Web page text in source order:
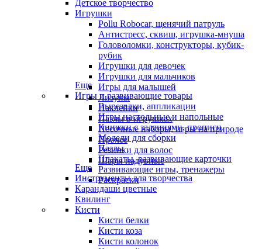
Детское творчество
Игрушки
Pollu Robocar, щенячий патруль
Антистресс, сквиш, игрушка-мнуша
Головоломки, конструкторы, кубик-
рубик
Игрушки для девочек
Игрушки для мальчиков
Игры для малышей
Лизуны
Наклейки
Пазлы в игрушках
Песочные наборы, игры на природе
Прочее
Резинки для волос
Шары надувные
Еще
Игры и развивающие товары
Вырезалки, аппликации
Игры настольные и напольные
Книжки с заданиями, прописи
Модели для сборки
Пазлы
Плакаты, развивающие карточки
Развивающие игры, тренажеры
Раскраски
Еще
Инструменты для творчества
Карандаши цветные
Квилинг
Кисти
Кисти белки
Кисти коза
Кисти колонок